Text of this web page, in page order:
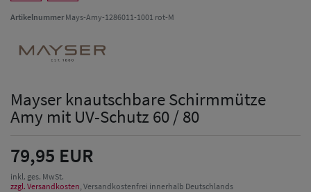
ArtikelnummerMays-Amy-1286011-1001 rot-M
Mayser knautschbare Schirmmütze
Amy mit UV-Schutz 60 / 80
79,95 EUR
inkl. ges. MwSt.
zzgl. Versandkosten , Versandkostenfrei innerhalb Deutschlands